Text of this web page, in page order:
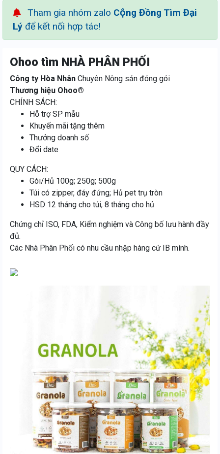
Tham gia nhóm zalo Cộng Đồng Tìm Đại
Lý để kết nối hợp tác!
Ohoo tìm NHÀ PHÂN PHỐI
Công ty Hòa Nhân Chuyên Nông sản đóng gói
Thương hiệu Ohoo®️
CHÍNH SÁCH:
Hỗ trợ SP mẫu
Khuyến mãi tặng thêm
Thưởng doanh số
Đổi date
QUY CÁCH:
Gói/Hủ 100g; 250g; 500g
Túi có zipper, đáy đứng; Hủ pet trụ tròn
HSD 12 tháng cho túi, 8 tháng cho hủ
Chứng chỉ ISO, FDA, Kiểm nghiệm và Công bố lưu hành đầy
đủ.
Các Nhà Phân Phối có nhu cầu nhập hàng cứ IB mình.